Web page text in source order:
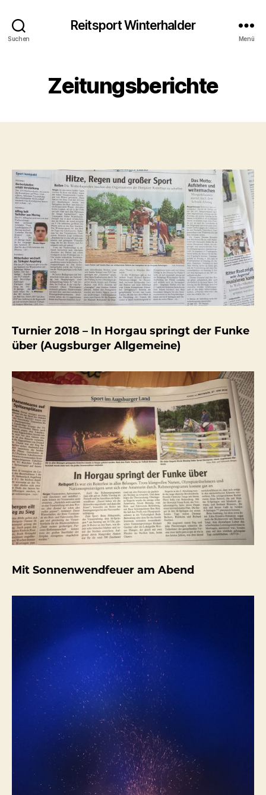
Suchen
Reitsport Winterhalder
Menü
Zeitungsberichte
Turnier 2018 – In Horgau springt der Funke
über (Augsburger Allgemeine)
Mit Sonnenwendfeuer am Abend